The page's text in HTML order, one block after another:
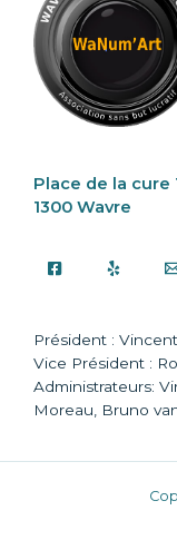
Place de la cure
1300 Wavre
Président :
Vice Président :
Administrateurs:
Moreau, Bruno